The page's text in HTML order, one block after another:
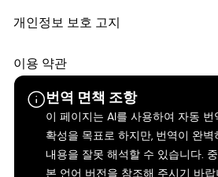
번역 면책 조항
이 페이지는 AI를 사용하여 자동 번
확성을 목표로 하지만, 번역이 완
내용을 잘못 해석할 수 있습니다.
본 언어 버전을 참조해 주시기 바
개인정보 보호 고지
이용 약관
약관
캘리포니아 투명성